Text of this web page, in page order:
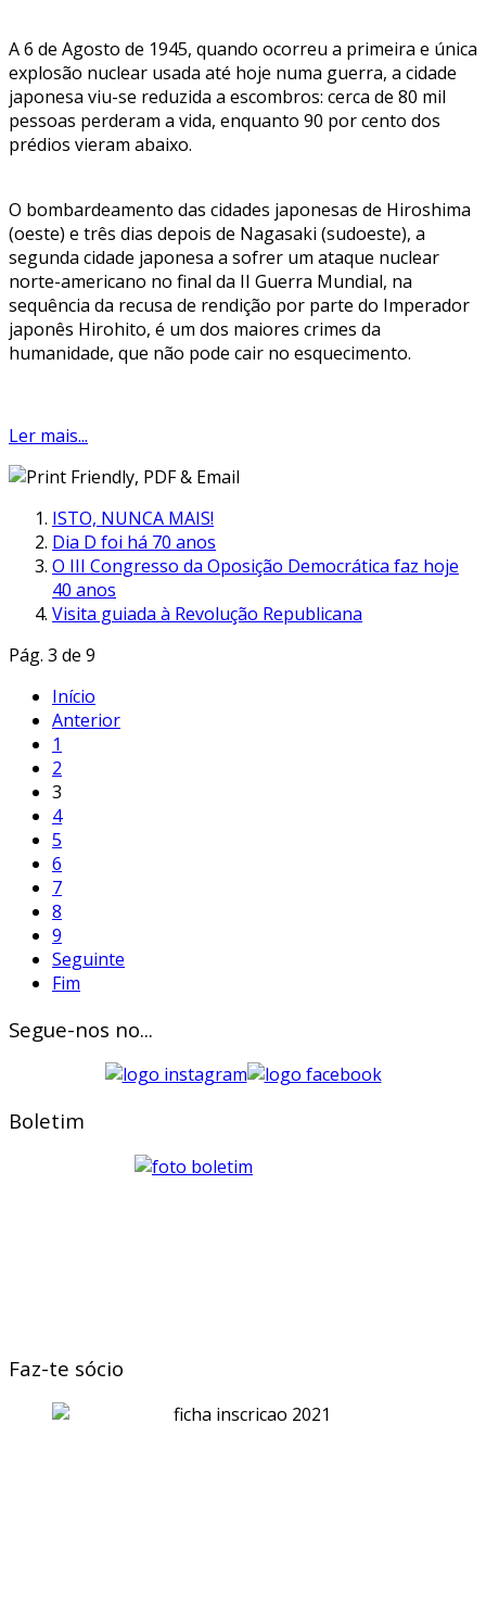
A 6 de Agosto de 1945, quando ocorreu a primeira e única
explosão nuclear usada até hoje numa guerra, a cidade
japonesa viu-se reduzida a escombros: cerca de 80 mil
pessoas perderam a vida, enquanto 90 por cento dos
prédios vieram abaixo.
O bombardeamento das cidades japonesas de Hiroshima
(oeste) e três dias depois de Nagasaki (sudoeste), a
segunda cidade japonesa a sofrer um ataque nuclear
norte-americano no final da II Guerra Mundial, na
sequência da recusa de rendição por parte do Imperador
japonês Hirohito, é um dos maiores crimes da
humanidade, que não pode cair no esquecimento.
Ler mais...
ISTO, NUNCA MAIS!
Dia D foi há 70 anos
O III Congresso da Oposição Democrática faz hoje
40 anos
Visita guiada à Revolução Republicana
Pág. 3 de 9
Início
Anterior
1
2
3
4
5
6
7
8
9
Seguinte
Fim
Segue-nos no...
Boletim
Faz-te sócio